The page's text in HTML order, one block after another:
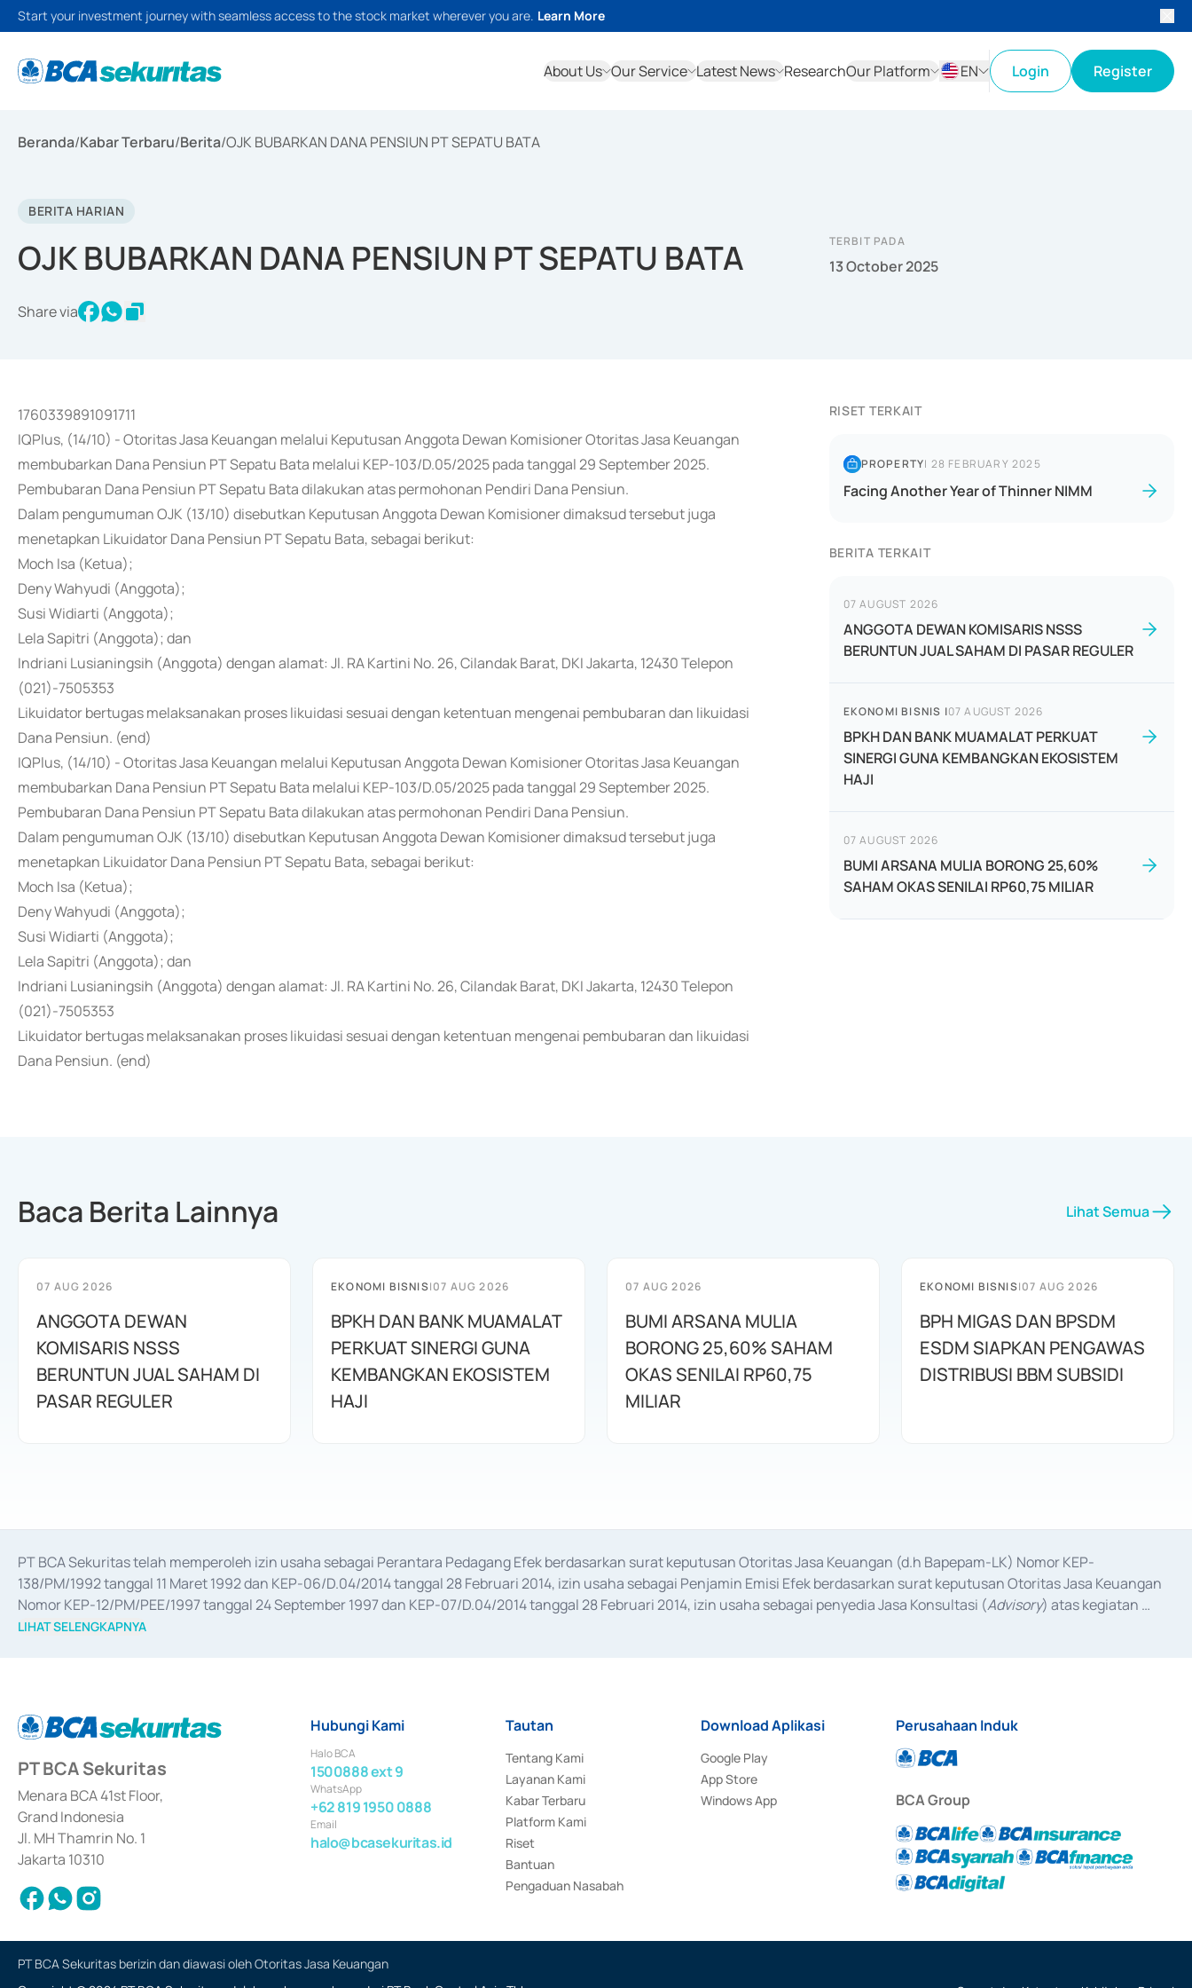
Start your investment journey with seamless access to the stock market wherever you are. Learn More
About Us Our Service Latest News ResearchOur Platform
EN
Login Register
Beranda/Kabar Terbaru/Berita/OJK BUBARKAN DANA PENSIUN PT SEPATU BATA
BERITA HARIAN
OJK BUBARKAN DANA PENSIUN PT SEPATU BATA
Share via
TERBIT PADA
13 October 2025
1760339891091711
IQPlus, (14/10) - Otoritas Jasa Keuangan melalui Keputusan Anggota Dewan Komisioner Otoritas Jasa Keuangan
membubarkan Dana Pensiun PT Sepatu Bata melalui KEP-103/D.05/2025 pada tanggal 29 September 2025.
Pembubaran Dana Pensiun PT Sepatu Bata dilakukan atas permohonan Pendiri Dana Pensiun.
Dalam pengumuman OJK (13/10) disebutkan Keputusan Anggota Dewan Komisioner dimaksud tersebut juga
menetapkan Likuidator Dana Pensiun PT Sepatu Bata, sebagai berikut:
Moch Isa (Ketua);
Deny Wahyudi (Anggota);
Susi Widiarti (Anggota);
Lela Sapitri (Anggota); dan
Indriani Lusianingsih (Anggota) dengan alamat: Jl. RA Kartini No. 26, Cilandak Barat, DKI Jakarta, 12430 Telepon
(021)-7505353
Likuidator bertugas melaksanakan proses likuidasi sesuai dengan ketentuan mengenai pembubaran dan likuidasi
Dana Pensiun. (end)
IQPlus, (14/10) - Otoritas Jasa Keuangan melalui Keputusan Anggota Dewan Komisioner Otoritas Jasa Keuangan
membubarkan Dana Pensiun PT Sepatu Bata melalui KEP-103/D.05/2025 pada tanggal 29 September 2025.
Pembubaran Dana Pensiun PT Sepatu Bata dilakukan atas permohonan Pendiri Dana Pensiun.
Dalam pengumuman OJK (13/10) disebutkan Keputusan Anggota Dewan Komisioner dimaksud tersebut juga
menetapkan Likuidator Dana Pensiun PT Sepatu Bata, sebagai berikut:
Moch Isa (Ketua);
Deny Wahyudi (Anggota);
Susi Widiarti (Anggota);
Lela Sapitri (Anggota); dan
Indriani Lusianingsih (Anggota) dengan alamat: Jl. RA Kartini No. 26, Cilandak Barat, DKI Jakarta, 12430 Telepon
(021)-7505353
Likuidator bertugas melaksanakan proses likuidasi sesuai dengan ketentuan mengenai pembubaran dan likuidasi
Dana Pensiun. (end)
RISET TERKAIT
PROPERTY| 28 FEBRUARY 2025
Facing Another Year of Thinner NIMM
BERITA TERKAIT
07 AUGUST 2026
ANGGOTA DEWAN KOMISARIS NSSS
BERUNTUN JUAL SAHAM DI PASAR REGULER
EKONOMI BISNIS |07 AUGUST 2026
BPKH DAN BANK MUAMALAT PERKUAT
SINERGI GUNA KEMBANGKAN EKOSISTEM
HAJI
07 AUGUST 2026
BUMI ARSANA MULIA BORONG 25,60%
SAHAM OKAS SENILAI RP60,75 MILIAR
Baca Berita Lainnya Lihat Semua
07 AUG 2026
ANGGOTA DEWAN
KOMISARIS NSSS
BERUNTUN JUAL SAHAM DI
PASAR REGULER
EKONOMI BISNIS|07 AUG 2026
BPKH DAN BANK MUAMALAT
PERKUAT SINERGI GUNA
KEMBANGKAN EKOSISTEM
HAJI
07 AUG 2026
BUMI ARSANA MULIA
BORONG 25,60% SAHAM
OKAS SENILAI RP60,75
MILIAR
EKONOMI BISNIS|07 AUG 2026
BPH MIGAS DAN BPSDM
ESDM SIAPKAN PENGAWAS
DISTRIBUSI BBM SUBSIDI
PT BCA Sekuritas telah memperoleh izin usaha sebagai Perantara Pedagang Efek berdasarkan surat keputusan Otoritas Jasa Keuangan (d.h Bapepam-LK) Nomor KEP-
138/PM/1992 tanggal 11 Maret 1992 dan KEP-06/D.04/2014 tanggal 28 Februari 2014, izin usaha sebagai Penjamin Emisi Efek berdasarkan surat keputusan Otoritas Jasa Keuangan
Nomor KEP-12/PM/PEE/1997 tanggal 24 September 1997 dan KEP-07/D.04/2014 tanggal 28 Februari 2014, izin usaha sebagai penyedia Jasa Konsultasi (Advisory) atas kegiatan
merger, akuisisi, divestasi, dan
LIHAT SELENGKAPNYA
PT BCA Sekuritas
Menara BCA 41st Floor,
Grand Indonesia
Jl. MH Thamrin No. 1
Jakarta 10310
Hubungi Kami
Halo BCA
1500888 ext 9
WhatsApp
+62 819 1950 0888
Email
halo@bcasekuritas.id
Tautan
Tentang Kami
Layanan Kami
Kabar Terbaru
Platform Kami
Riset
Bantuan
Pengaduan Nasabah
Download Aplikasi
Google Play
App Store
Windows App
Perusahaan Induk
BCA Group
PT BCA Sekuritas berizin dan diawasi oleh Otoritas Jasa Keuangan